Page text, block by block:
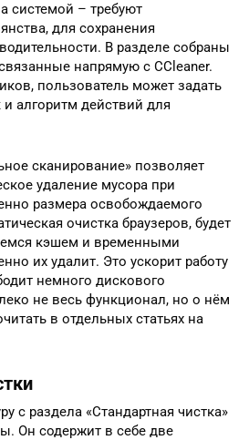
системой – требуют
для сохранения
В разделе собраны
напрямую с CCleaner.
пользователь может задать
алгоритм действий для
сканирование» позволяет
удаление мусора при
размера освобождаемого
очистка браузеров, будет
кэшем и временными
их удалит. Это ускорит работу
немного дискового
не весь функционал, но о нём
в отдельных статьях на
с раздела «Стандартная чистка»
Он содержит в себе две